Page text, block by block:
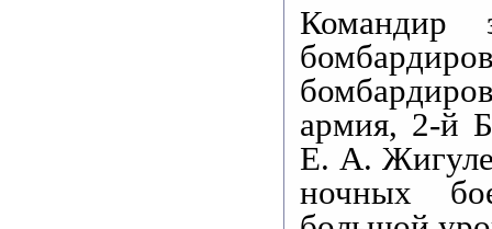
Командир
армия, 2-й
Е. А.
ночных